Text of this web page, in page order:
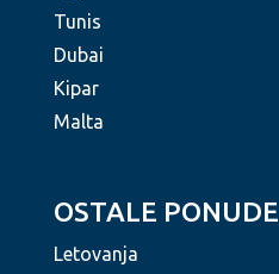
Tunis
Dubai
Kipar
Malta
OSTALE PONUDE
Letovanja